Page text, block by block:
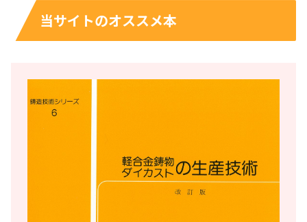
当サイトのオススメ本